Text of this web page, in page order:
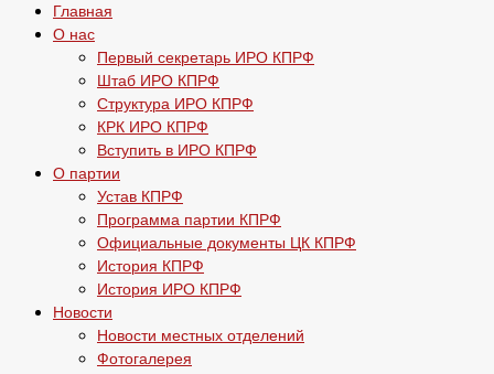
Главная
О нас
Первый секретарь ИРО КПРФ
Штаб ИРО КПРФ
Структура ИРО КПРФ
КРК ИРО КПРФ
Вступить в ИРО КПРФ
О партии
Устав КПРФ
Программа партии КПРФ
Официальные документы ЦК КПРФ
История КПРФ
История ИРО КПРФ
Новости
Новости местных отделений
Фотогалерея